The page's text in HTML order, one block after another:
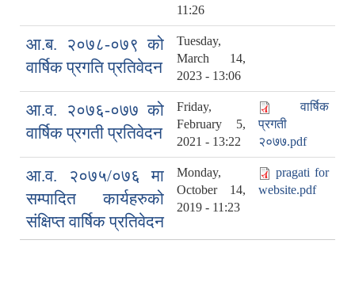
11:26
आ.ब. २०७८-०७९ को
वार्षिक प्रगति प्रतिवेदन
Tuesday,
March 14,
2023 - 13:06
आ.व. २०७६-०७७ को
वार्षिक प्रगती प्रतिवेदन
Friday,
February 5,
2021 - 13:22
वार्षिक
प्रगती
२०७७.pdf
आ.व. २०७५/०७६ मा
सम्पादित कार्यहरुको
संक्षिप्त वार्षिक प्रतिवेदन
Monday,
October 14,
2019 - 11:23
pragati for
website.pdf